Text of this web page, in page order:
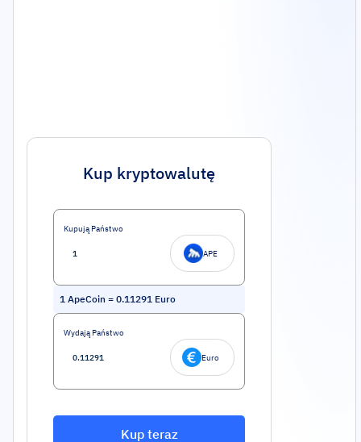
Kup kryptowalutę
Kupują Państwo
APE
1 ApeCoin = 0.11291 Euro
Wydają Państwo
Euro
Kup teraz